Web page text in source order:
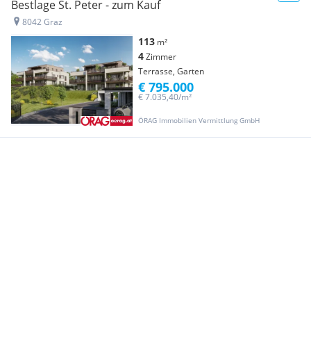
Bestlage St. Peter - zum Kauf
8042 Graz
113 m²
4Zimmer
Terrasse, Garten
ÖRAG Immobilien Vermittlung GmbH
€ 7.035,40/m²
€ 795.000